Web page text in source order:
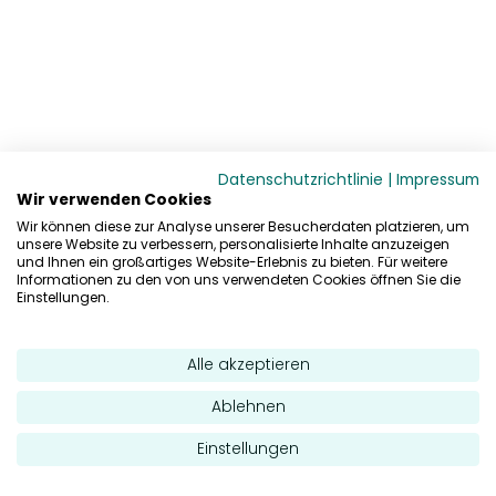
Datenschutzrichtlinie | Impressum
Wir verwenden Cookies
Wir können diese zur Analyse unserer Besucherdaten platzieren, um
unsere Website zu verbessern, personalisierte Inhalte anzuzeigen
und Ihnen ein großartiges Website-Erlebnis zu bieten. Für weitere
Informationen zu den von uns verwendeten Cookies öffnen Sie die
Einstellungen.
Alle akzeptieren
Ablehnen
Einstellungen